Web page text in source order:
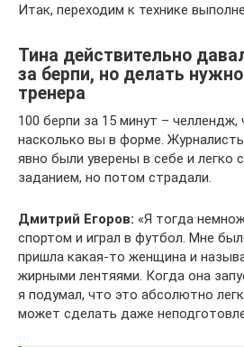
Итак, переходим к технике
Тина действительно
за берпи, но делать
тренера
100 берпи за 15 минут –
насколько вы в форме.
явно были уверены в себе и легко
заданием, но потом страдали.
Дмитрий Егоров: «Я тогда
спортом и играл в футбол. Мне
пришла какая-то женщина и
жирными лентяями. Когда она
я подумал, что это абсолютно
может сделать даже